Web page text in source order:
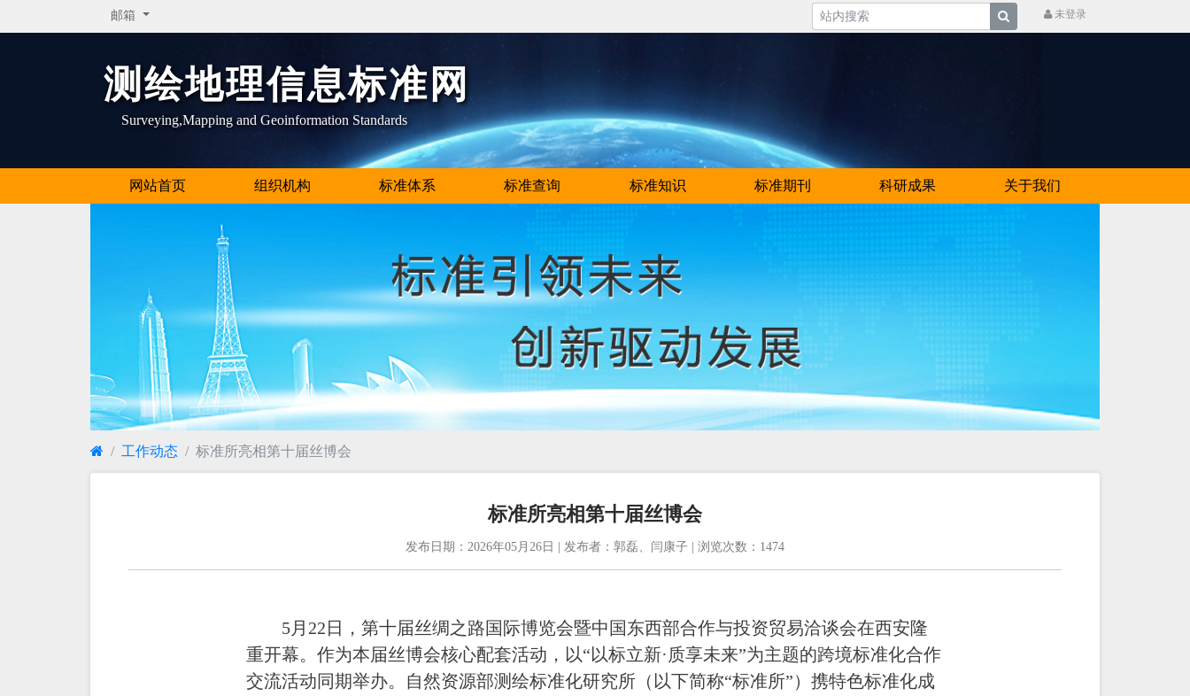
邮箱 未登录
测绘地理信息标准网
Surveying,Mapping and Geoinformation Standards
网站首页 组织机构 标准体系 标准查询 标准知识 标准期刊 科研成果 关于我们
工作动态 标准所亮相第十届丝博会
标准所亮相第十届丝博会
发布日期：2026年05月26日 | 发布者：郭磊、闫康子 | 浏览次数：1474
5月22日，第十届丝绸之路国际博览会暨中国东西部合作与投资贸易洽谈会在西安隆
重开幕。作为本届丝博会核心配套活动，以“以标立新·质享未来”为主题的跨境标准化合作
交流活动同期举办。自然资源部测绘标准化研究所（以下简称“标准所”）携特色标准化成